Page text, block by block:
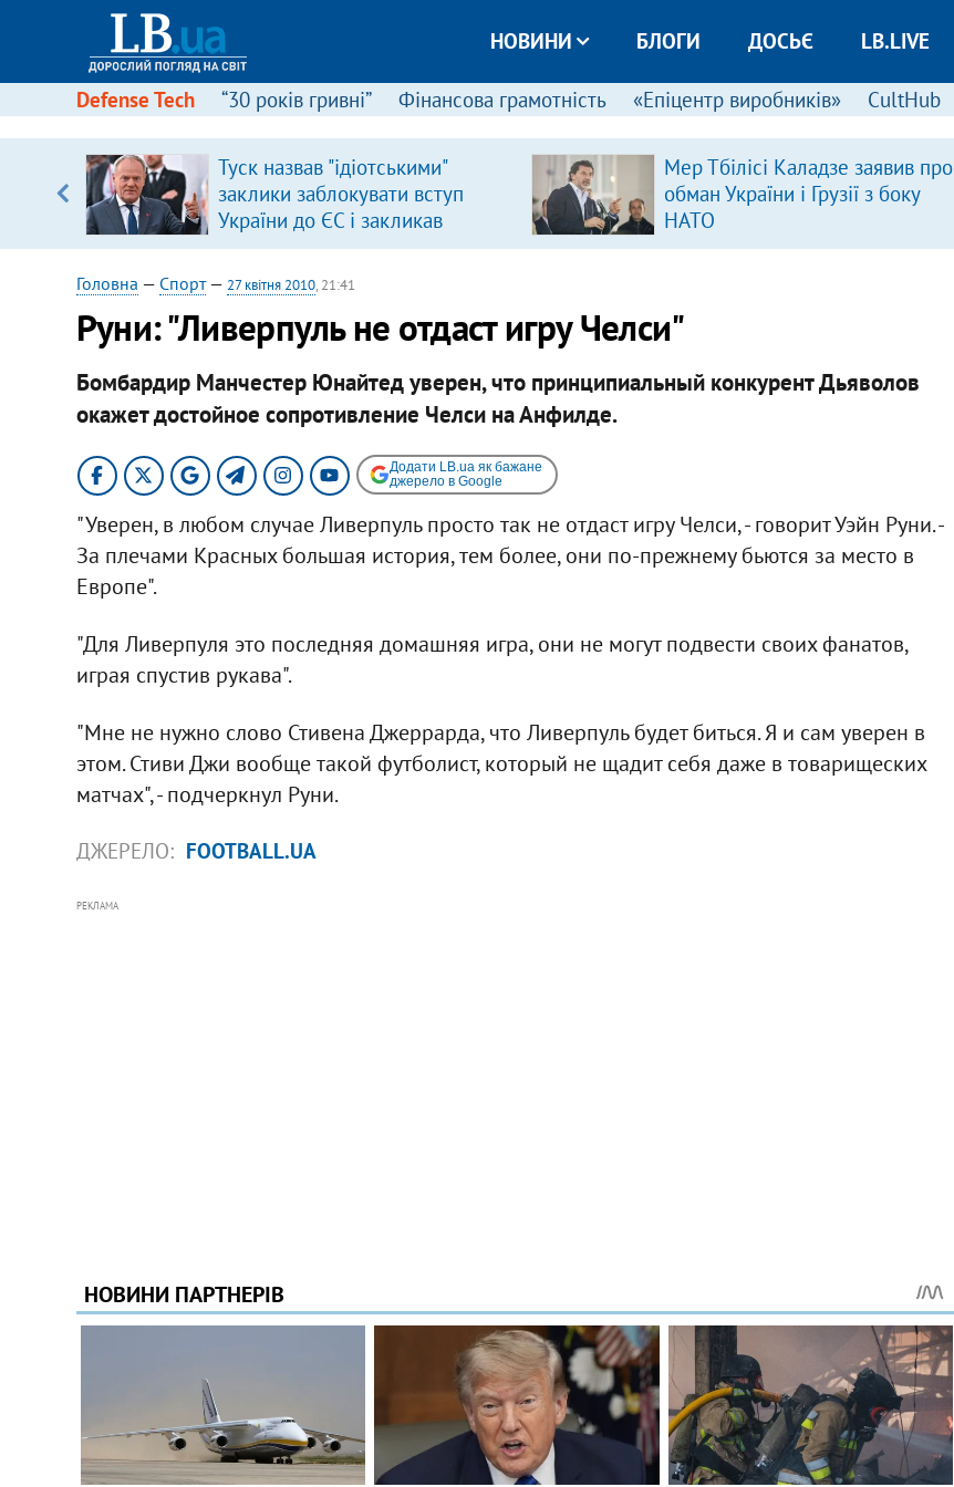
НОВИНИ БЛОГИ ДОСЬЄ LB.LIVE
Defense Tech “30 років гривні” Фінансова грамотність «Епіцентр виробників» CultHub
Туск назвав "ідіотськими"
заклики заблокувати вступ
України до ЄС і закликав
припинити антиукраїнську
риторику
Мер Тбілісі Каладзе заявив про
обман України і Грузії з боку
НАТО
Головна — Спорт— 27 квітня 2010, 21:41
Руни: "Ливерпуль не отдаст игру Челси"
Бомбардир Манчестер Юнайтед уверен, что принципиальный конкурент Дьяволов
окажет достойное сопротивление Челси на Анфилде.
Додати LB.ua як бажане
джерело в Google
"Уверен, в любом случае Ливерпуль просто так не отдаст игру Челси, - говорит Уэйн Руни. -
За плечами Красных большая история, тем более, они по-прежнему бьются за место в
Европе".
"Для Ливерпуля это последняя домашняя игра, они не могут подвести своих фанатов,
играя спустив рукава".
"Мне не нужно слово Стивена Джеррарда, что Ливерпуль будет биться. Я и сам уверен в
этом. Стиви Джи вообще такой футболист, который не щадит себя даже в товарищеских
матчах", - подчеркнул Руни.
ДЖЕРЕЛО: FOOTBALL.UA
РЕКЛАМА